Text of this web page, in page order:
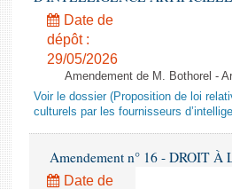
Date de
dépôt :
29/05/2026
Amendement de M. Bothorel -
Voir le dossier (Proposition de loi
culturels par les fournisseurs
Amendement n° 16 - DROIT
Date de